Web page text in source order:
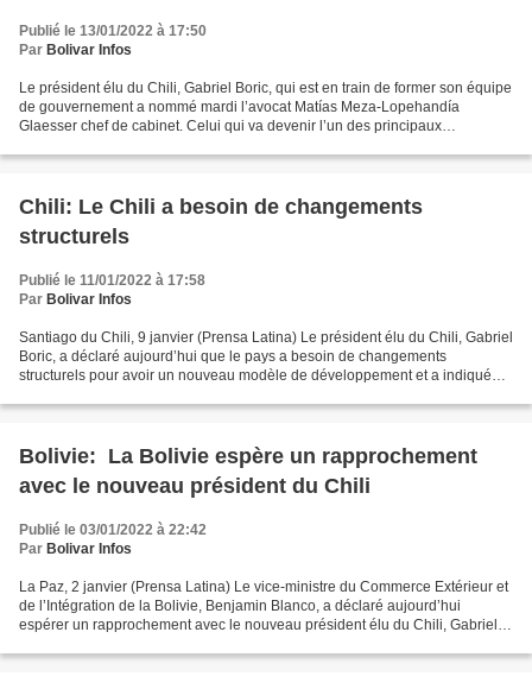
Publié le 13/01/2022 à 17:50
Par Bolivar Infos
Le président élu du Chili, Gabriel Boric, qui est en train de former son équipe
de gouvernement a nommé mardi l’avocat Matías Meza-Lopehandía
Glaesser chef de cabinet. Celui qui va devenir l’un des principaux
Chili: Le Chili a besoin de changements
structurels
Publié le 11/01/2022 à 17:58
Par Bolivar Infos
Santiago du Chili, 9 janvier (Prensa Latina) Le président élu du Chili, Gabriel
Boric, a déclaré aujourd’hui que le pays a besoin de changements
structurels pour avoir un nouveau modèle de développement et a indiqué
Bolivie: La Bolivie espère un rapprochement
avec le nouveau président du Chili
Publié le 03/01/2022 à 22:42
Par Bolivar Infos
La Paz, 2 janvier (Prensa Latina) Le vice-ministre du Commerce Extérieur et
de l’Intégration de la Bolivie, Benjamin Blanco, a déclaré aujourd’hui
espérer un rapprochement avec le nouveau président élu du Chili, Gabriel